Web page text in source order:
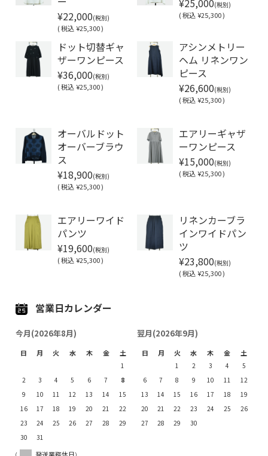
¥22,000(税別)
(税込¥25,300 )
(税別)
(税込 ¥25,300 )
ドット切替ギャ
ザーワンピース
¥36,000(税別)
(税込¥25,300 )
アシンメトリー
ヘム リネンワン
ピース
¥26,600(税別)
(税込 ¥25,300 )
オーバルドット
オーバーブラウ
ス
¥18,900(税別)
(税込¥25,300 )
エアリーギャザ
ーワンピース
¥15,000(税別)
(税込 ¥25,300 )
エアリーワイド
パンツ
¥19,600(税別)
(税込¥25,300 )
リネンカーブラ
インワイドパン
ツ
¥23,800(税別)
(税込 ¥25,300 )
営業日カレンダー
今月(2026年8月)
日 月 火 水 木 金 土
1
2
3 4 5 6 7
8
9
10 11 12 13 14
15
16
17 18 19 20 21
22
23
24 25 26 27 28
29
30
31
翌月(2026年9月)
日 月 火 水 木 金 土
1 2 3 4
5
6
7 8 9 10 11
12
13
14 15 16 17 18
19
20
21 22 23 24 25
26
27
28 29 30